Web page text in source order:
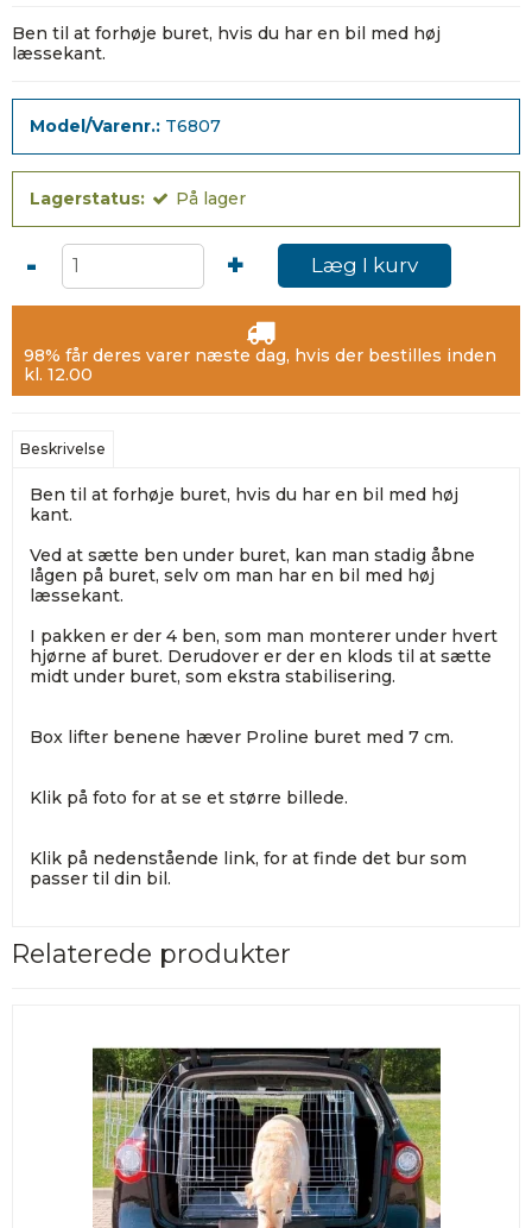
Ben til at forhøje buret, hvis du har en bil med høj
læssekant.
Model/Varenr.: T6807
Lagerstatus: På lager
- + Læg I kurv
98% får deres varer næste dag, hvis der bestilles inden
kl. 12.00
Beskrivelse
Ben til at forhøje buret, hvis du har en bil med høj
kant.
Ved at sætte ben under buret, kan man stadig åbne
lågen på buret, selv om man har en bil med høj
læssekant.
I pakken er der 4 ben, som man monterer under hvert
hjørne af buret. Derudover er der en klods til at sætte
midt under buret, som ekstra stabilisering.
Box lifter benene hæver Proline buret med 7 cm.
Klik på foto for at se et større billede.
Klik på nedenstående link, for at finde det bur som
passer til din bil.
Relaterede produkter